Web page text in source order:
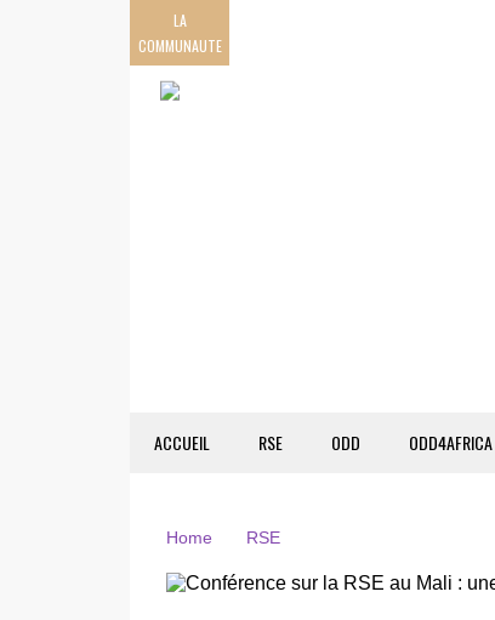
LA
COMMUNAUTE
ACCUEIL RSE ODD ODD4AFRICA
Home RSE